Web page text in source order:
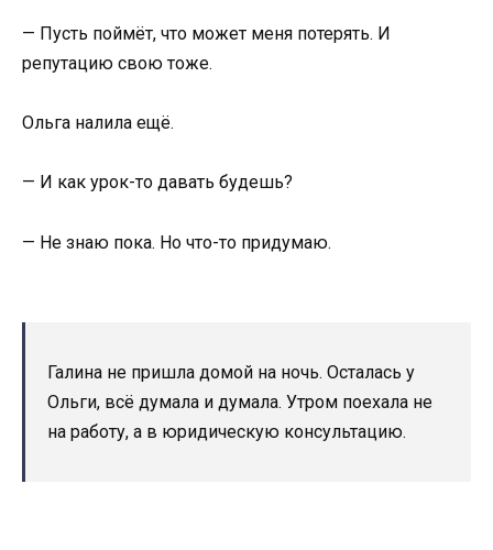
— Пусть поймёт, что может меня потерять. И
репутацию свою тоже.
Ольга налила ещё.
— И как урок-то давать будешь?
— Не знаю пока. Но что-то придумаю.
Галина не пришла домой на ночь. Осталась у
Ольги, всё думала и думала. Утром поехала не
на работу, а в юридическую консультацию.